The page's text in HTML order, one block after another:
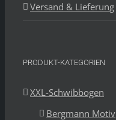
Versand & Lieferung
PRODUKT-KATEGORIEN
XXL-Schwibbogen
Bergmann Motiv